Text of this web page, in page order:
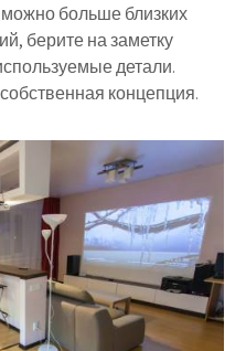
больше близких
берите на заметку
детали.
концепция.